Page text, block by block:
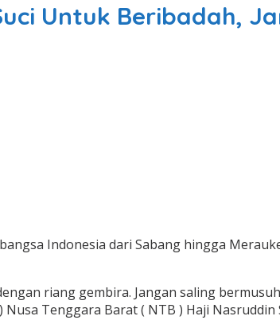
Untuk Beribadah,
Indonesia dari Sabang hingga
riang gembira. Jangan saling
Tenggara Barat ( NTB ) Haji Nasruddin